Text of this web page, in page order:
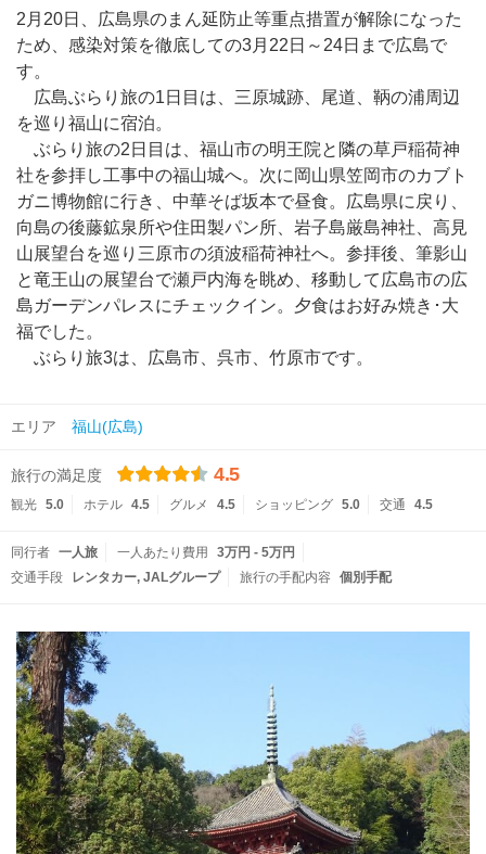
2月20日、広島県のまん延防止等重点措置が解除になった
ため、感染対策を徹底しての3月22日～24日まで広島で
す。
広島ぶらり旅の1日目は、三原城跡、尾道、鞆の浦周辺
を巡り福山に宿泊。
ぶらり旅の2日目は、福山市の明王院と隣の草戸稲荷神
社を参拝し工事中の福山城へ。次に岡山県笠岡市のカブト
ガニ博物館に行き、中華そば坂本で昼食。広島県に戻り、
向島の後藤鉱泉所や住田製パン所、岩子島厳島神社、高見
山展望台を巡り三原市の須波稲荷神社へ。参拝後、筆影山
と竜王山の展望台で瀬戸内海を眺め、移動して広島市の広
島ガーデンパレスにチェックイン。夕食はお好み焼き･大
福でした。
ぶらり旅3は、広島市、呉市、竹原市です。
エリア 福山(広島)
旅行の満足度 4.5
観光 5.0 ホテル 4.5 グルメ 4.5 ショッピング 5.0 交通 4.5
同行者 一人旅 一人あたり費用
3万円 - 5万円
交通手段
レンタカー JALグループ 旅行の手配内容 個別手配